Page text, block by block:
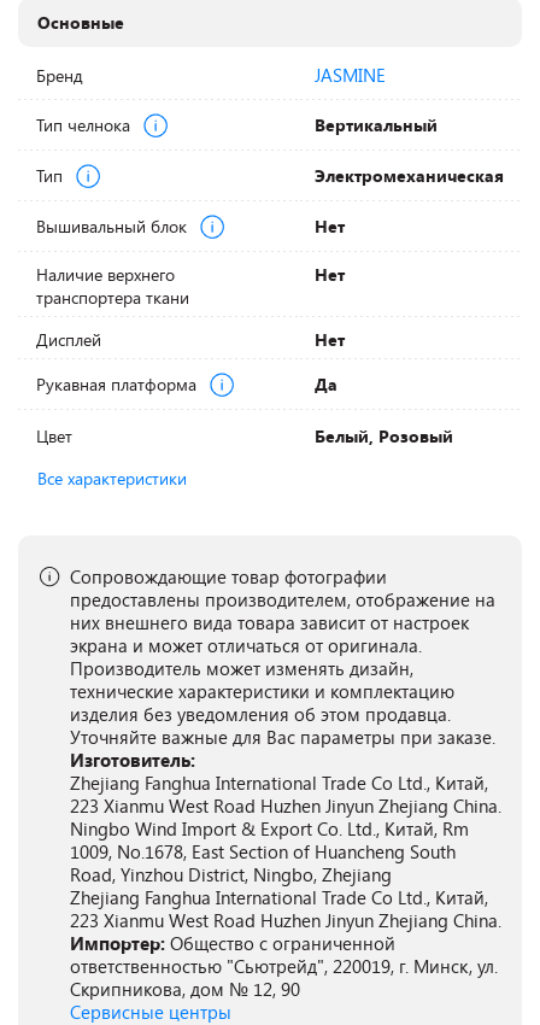
Основные
Бренд JASMINE
Тип челнока Вертикальный
Тип Электромеханическая
Вышивальный блок Нет
Наличие верхнего
транспортера ткани
Нет
Дисплей
Нет
Рукавная платформа
Да
Цвет
Белый, Розовый
Все характеристики
Сопровождающие товар фотографии
предоставлены производителем, отображение на
них внешнего вида товара зависит от настроек
экрана и может отличаться от оригинала.
Производитель может изменять дизайн,
технические характеристики и комплектацию
изделия без уведомления об этом продавца.
Уточняйте важные для Вас параметры при заказе.
Изготовитель:
Zhejiang Fanghua International Trade Co Ltd., Китай,
223 Xianmu West Road Huzhen Jinyun Zhejiang China.
Ningbo Wind Import & Export Co. Ltd., Китай, Rm
1009, No.1678, East Section of Huancheng South
Road, Yinzhou District, Ningbo, Zhejiang
Zhejiang Fanghua International Trade Co Ltd., Китай,
223 Xianmu West Road Huzhen Jinyun Zhejiang China.
Импортер: Общество с ограниченной
ответственностью "Сьютрейд", 220019, г. Минск, ул.
Скрипникова, дом № 12, 90
Сервисные центры